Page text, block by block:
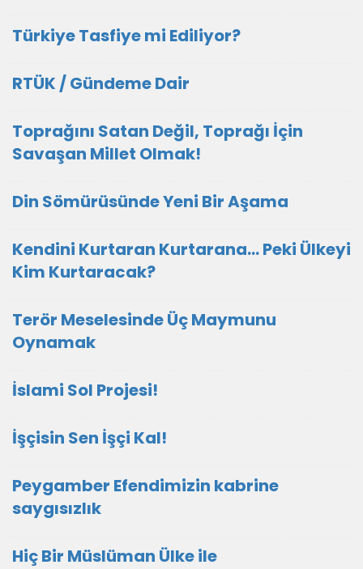
Türkiye Tasfiye mi Ediliyor?
RTÜK / Gündeme Dair
Toprağını Satan Değil, Toprağı İçin
Savaşan Millet Olmak!
Din Sömürüsünde Yeni Bir Aşama
Kendini Kurtaran Kurtarana… Peki Ülkeyi
Kim Kurtaracak?
Terör Meselesinde Üç Maymunu
Oynamak
İslami Sol Projesi!
İşçisin Sen İşçi Kal!
Peygamber Efendimizin kabrine
saygısızlık
Hiç Bir Müslüman Ülke ile